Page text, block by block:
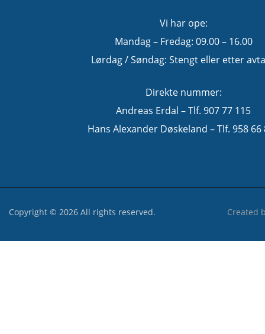
Vi har ope:
Mandag – Fredag: 09.00 – 16.00
Lørdag / Søndag: Stengt eller etter
Direkte nummer:
Andreas Erdal – Tlf. 907 77 115
Hans Alexander Døskeland – Tlf. 958 66
Copyright © 2026 All rights reserved. Created